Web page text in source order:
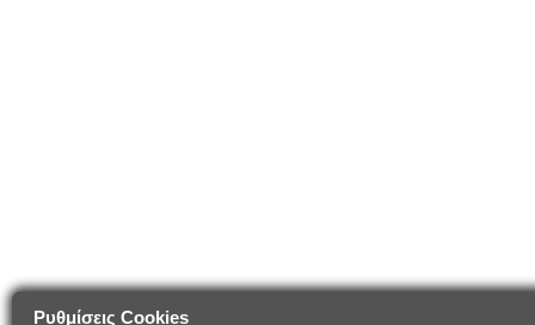
Ρυθμίσεις Cookies